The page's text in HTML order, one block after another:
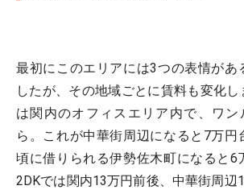
最初にこのエリアには3つの表情があ
したが、その地域ごとに賃料も変化
は関内のオフィスエリア内で、ワ
ら。これが中華街周辺になると7万円
頃に借りられる伊勢佐木町になると6
2DKでは関内13万円前後、中華街周辺